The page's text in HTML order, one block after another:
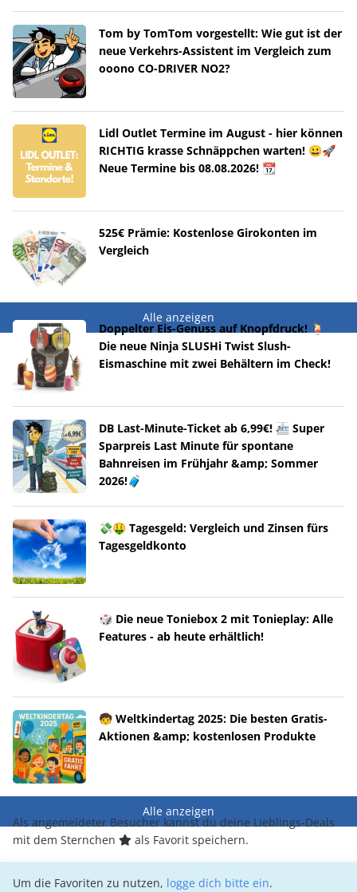
Tom by TomTom vorgestellt: Wie gut ist der
neue Verkehrs-Assistent im Vergleich zum
ooono CO-DRIVER NO2?
Lidl Outlet Termine im August - hier können
RICHTIG krasse Schnäppchen warten! 😀🚀
Neue Termine bis 08.08.2026! 📆
525€ Prämie: Kostenlose Girokonten im
Vergleich
Alle anzeigen
Doppelter Eis-Genuss auf Knopfdruck! 🍹
Die neue Ninja SLUSHi Twist Slush-
Eismaschine mit zwei Behältern im Check!
DB Last-Minute-Ticket ab 6,99€! 🚈 Super
Sparpreis Last Minute für spontane
Bahnreisen im Frühjahr &amp; Sommer
2026!🧳
💸🤑 Tagesgeld: Vergleich und Zinsen fürs
Tagesgeldkonto
🎲 Die neue Toniebox 2 mit Tonieplay: Alle
Features - ab heute erhältlich!
🧒 Weltkindertag 2025: Die besten Gratis-
Aktionen &amp; kostenlosen Produkte
Alle anzeigen
Als angemeldeter Besucher kannst du deine Lieblings-Deals
mit dem Sternchen
als Favorit speichern.
Um die Favoriten zu nutzen, logge dich bitte ein.